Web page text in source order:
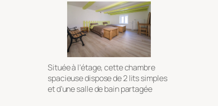
Située à l’étage, cette chambre
spacieuse dispose de 2 lits simples
et d’une salle de bain partagée